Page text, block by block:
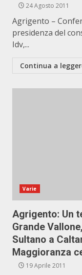
24 Agosto 2011
Agrigento –
presidenza del
Idv,...
Continua a
Varie
Agrigento: Un
Grande
Sultano a
Maggioranza
19 Aprile 2011